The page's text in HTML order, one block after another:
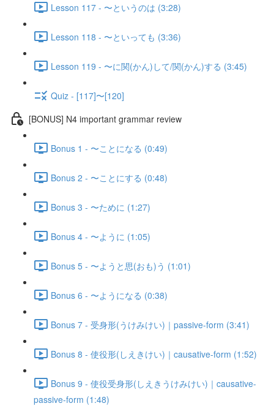
Lesson 117 - 〜というのは (3:28)
Lesson 118 - 〜といっても (3:36)
Lesson 119 - 〜に関(かん)して/関(かん)する (3:45)
Quiz - [117]〜[120]
[BONUS] N4 important grammar review
Bonus 1 - 〜ことになる (0:49)
Bonus 2 - 〜ことにする (0:48)
Bonus 3 - 〜ために (1:27)
Bonus 4 - 〜ように (1:05)
Bonus 5 - 〜ようと思(おも)う (1:01)
Bonus 6 - 〜ようになる (0:38)
Bonus 7 - 受身形(うけみけい)｜passive-form (3:41)
Bonus 8 - 使役形(しえきけい)｜causative-form (1:52)
Bonus 9 - 使役受身形(しえきうけみけい)｜causative-
passive-form (1:48)